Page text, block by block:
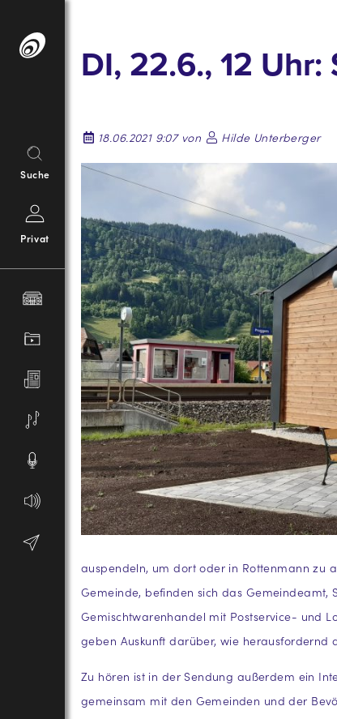
Inhalt
Suche
Privat
DI, 22.6., 12
18.06.2021 9:07 von
Hilde Unterberger
auspendeln, um dort oder in Rottenmann zu
Gemeinde, befinden sich das Gemeindeamt,
Gemischtwarenhandel mit Postservice- und
geben Auskunft darüber, wie herausfordernd
Zu hören ist in der Sendung außerdem ein
gemeinsam mit den Gemeinden und der